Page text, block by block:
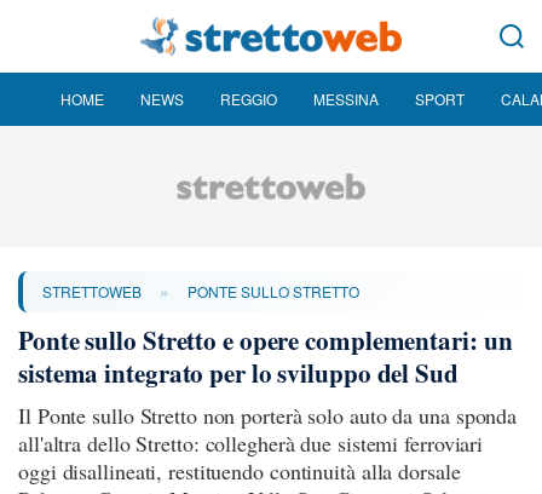
HOME NEWS REGGIO MESSINA SPORT
STRETTOWEB » PONTE SULLO STRETTO
Ponte sullo Stretto e opere complementari: un
sistema integrato per lo sviluppo del Sud
Il Ponte sullo Stretto non porterà solo auto da una sponda
all'altra dello Stretto: collegherà due sistemi ferroviari
oggi disallineati, restituendo continuità alla dorsale